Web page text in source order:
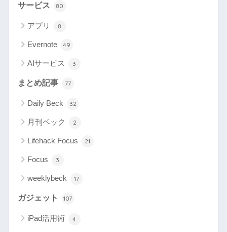
サービス 80
アプリ 8
Evernote 49
AIサービス 3
まとめ記事 77
Daily Beck 32
月刊ベック 2
Lifehack Focus 21
Focus 3
weeklybeck 17
ガジェット 107
iPad活用術 4